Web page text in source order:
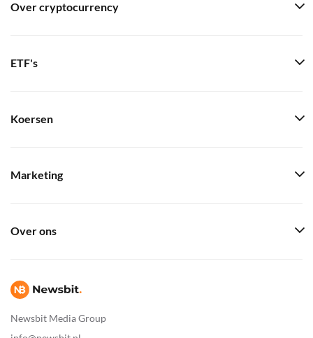
Newsbit Media Group
Over cryptocurrency
ETF's
Koersen
Marketing
Over ons